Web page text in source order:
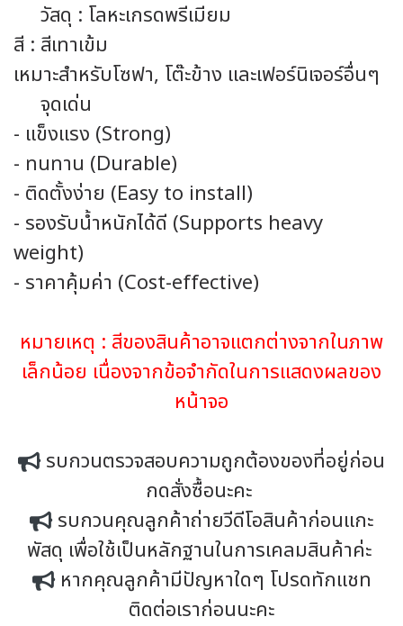
วัสดุ : โลหะเกรดพรีเมียม
สี : สีเทาเข้ม
เหมาะสำหรับโซฟา, โต๊ะข้าง และเฟอร์นิเจอร์อื่นๆ
จุดเด่น
- แข็งแรง (Strong)
- ทนทาน (Durable)
- ติดตั้งง่าย (Easy to install)
- รองรับน้ำหนักได้ดี (Supports heavy
weight)
- ราคาคุ้มค่า (Cost-effective)
หมายเหตุ : สีของสินค้าอาจแตกต่างจากในภาพ
เล็กน้อย เนื่องจากข้อจำกัดในการแสดงผลของ
หน้าจอ
รบกวนตรวจสอบความถูกต้องของที่อยู่ก่อน
กดสั่งซื้อนะคะ
รบกวนคุณลูกค้าถ่ายวีดีโอสินค้าก่อนแกะ
พัสดุ เพื่อใช้เป็นหลักฐานในการเคลมสินค้าค่ะ
หากคุณลูกค้ามีปัญหาใดๆ โปรดทักแชท
ติดต่อเราก่อนนะคะ